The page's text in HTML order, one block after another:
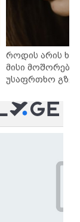
როდის არის
მისი
უსაფრთხო